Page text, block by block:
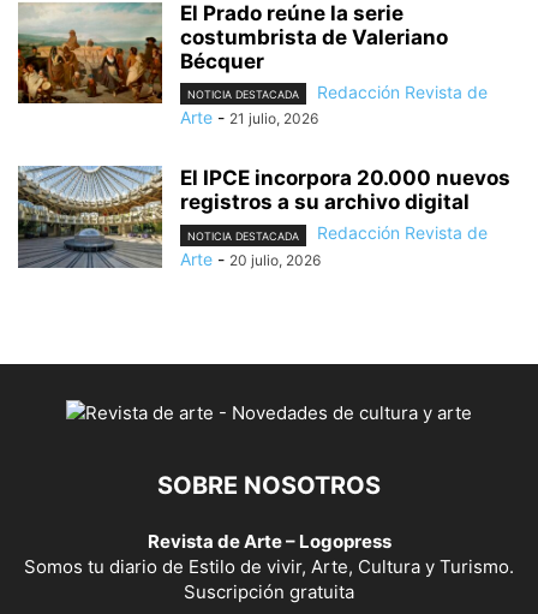
El Prado reúne la serie
costumbrista de Valeriano
Bécquer
NOTICIA DESTACADA
Redacción Revista de
Arte - 21 julio, 2026
El IPCE incorpora 20.000 nuevos
registros a su archivo digital
NOTICIA DESTACADA
Redacción Revista de
Arte - 20 julio, 2026
SOBRE NOSOTROS
Revista de Arte – Logopress
Somos tu diario de Estilo de vivir, Arte, Cultura y Turismo.
Suscripción gratuita